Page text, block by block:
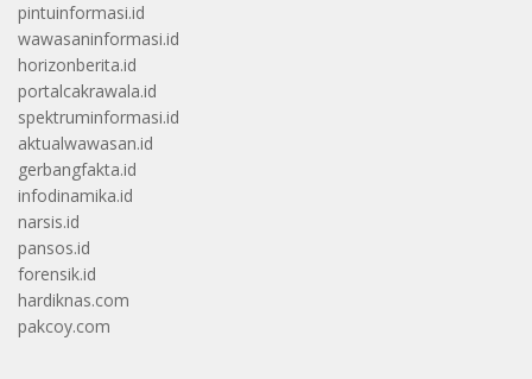
pintuinformasi.id
wawasaninformasi.id
horizonberita.id
portalcakrawala.id
spektruminformasi.id
aktualwawasan.id
gerbangfakta.id
infodinamika.id
narsis.id
pansos.id
forensik.id
hardiknas.com
pakcoy.com